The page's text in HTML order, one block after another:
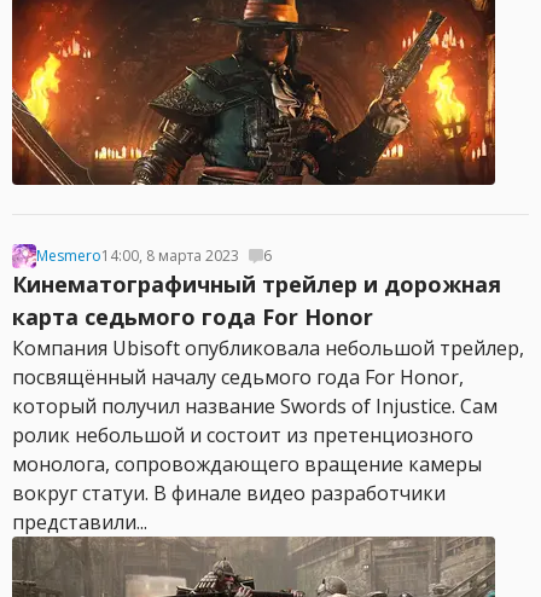
Mesmero14:00, 8 марта 2023 6
Кинематографичный трейлер и дорожная
карта седьмого года For Honor
Компания Ubisoft опубликовала небольшой трейлер,
посвящённый началу седьмого года For Honor,
который получил название Swords of Injustice. Сам
ролик небольшой и состоит из претенциозного
монолога, сопровождающего вращение камеры
вокруг статуи. В финале видео разработчики
представили...